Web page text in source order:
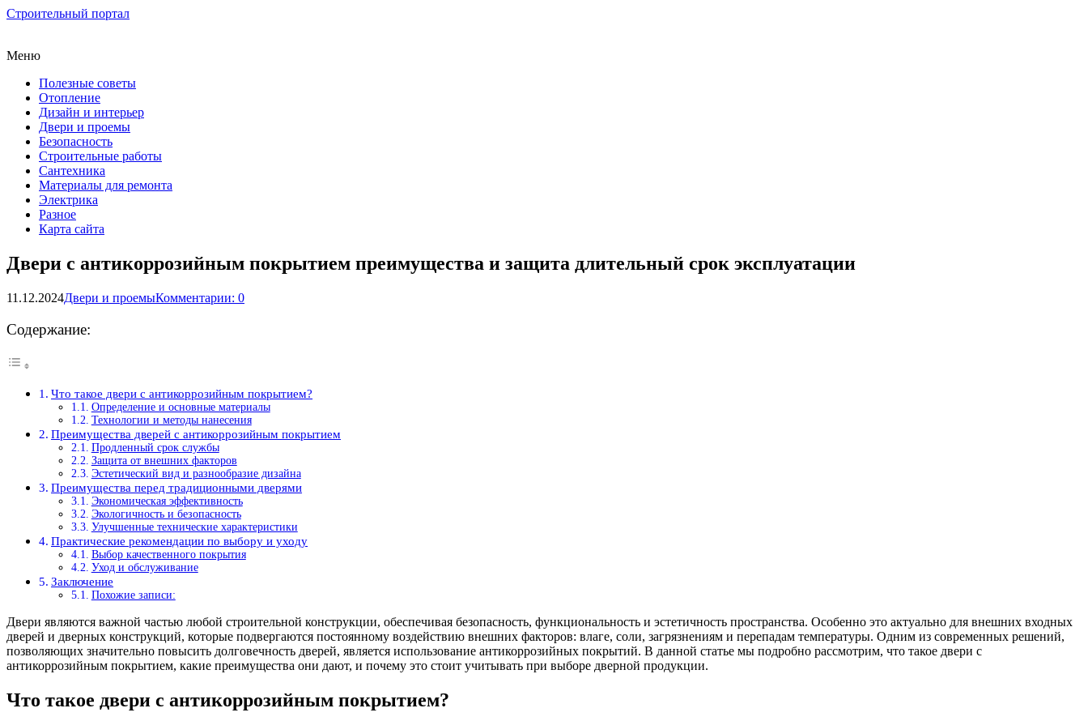
Строительный портал
Меню
Полезные советы
Отопление
Дизайн и интерьер
Двери и проемы
Безопасность
Строительные работы
Сантехника
Материалы для ремонта
Электрика
Разное
Карта сайта
Двери с антикоррозийным покрытием преимущества и защита длительный срок эксплуатации
11.12.2024Двери и проемыКомментарии: 0
Содержание:
Что такое двери с антикоррозийным покрытием?
Определение и основные материалы
Технологии и методы нанесения
Преимущества дверей с антикоррозийным покрытием
Продленный срок службы
Защита от внешних факторов
Эстетический вид и разнообразие дизайна
Преимущества перед традиционными дверями
Экономическая эффективность
Экологичность и безопасность
Улучшенные технические характеристики
Практические рекомендации по выбору и уходу
Выбор качественного покрытия
Уход и обслуживание
Заключение
Похожие записи:
Двери являются важной частью любой строительной конструкции, обеспечивая безопасность, функциональность и эстетичность пространства. Особенно это актуально для внешних входных
дверей и дверных конструкций, которые подвергаются постоянному воздействию внешних факторов: влаге, соли, загрязнениям и перепадам температуры. Одним из современных решений,
позволяющих значительно повысить долговечность дверей, является использование антикоррозийных покрытий. В данной статье мы подробно рассмотрим, что такое двери с
антикоррозийным покрытием, какие преимущества они дают, и почему это стоит учитывать при выборе дверной продукции.
Что такое двери с антикоррозийным покрытием?